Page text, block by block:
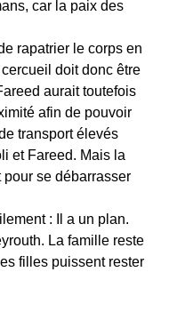
car la paix des
rapatrier le corps en
doit donc être
aurait toutefois
afin de pouvoir
transport élevés
et Fareed. Mais la
se débarrasser
: Il a un plan.
La famille reste
filles puissent rester